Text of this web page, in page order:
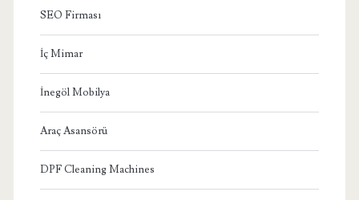
SEO Firması
İç Mimar
İnegöl Mobilya
Araç Asansörü
DPF Cleaning Machines